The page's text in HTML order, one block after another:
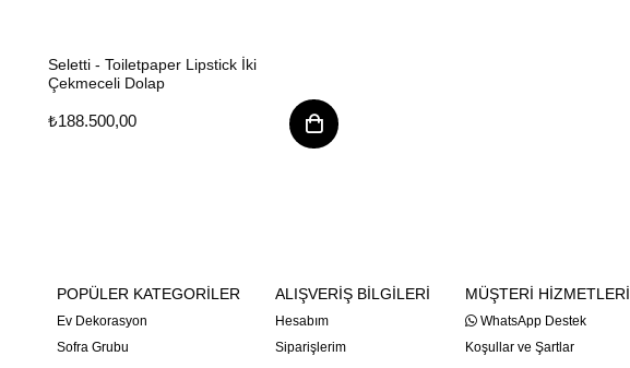
Seletti - Toiletpaper Lipstick İki
Çekmeceli Dolap
₺188.500,00
POPÜLER KATEGORİLER
Ev Dekorasyon
Sofra Grubu
ALIŞVERİŞ BİLGİLERİ
Hesabım
Siparişlerim
MÜŞTERİ HİZMETLERİ
WhatsApp Destek
Koşullar ve Şartlar